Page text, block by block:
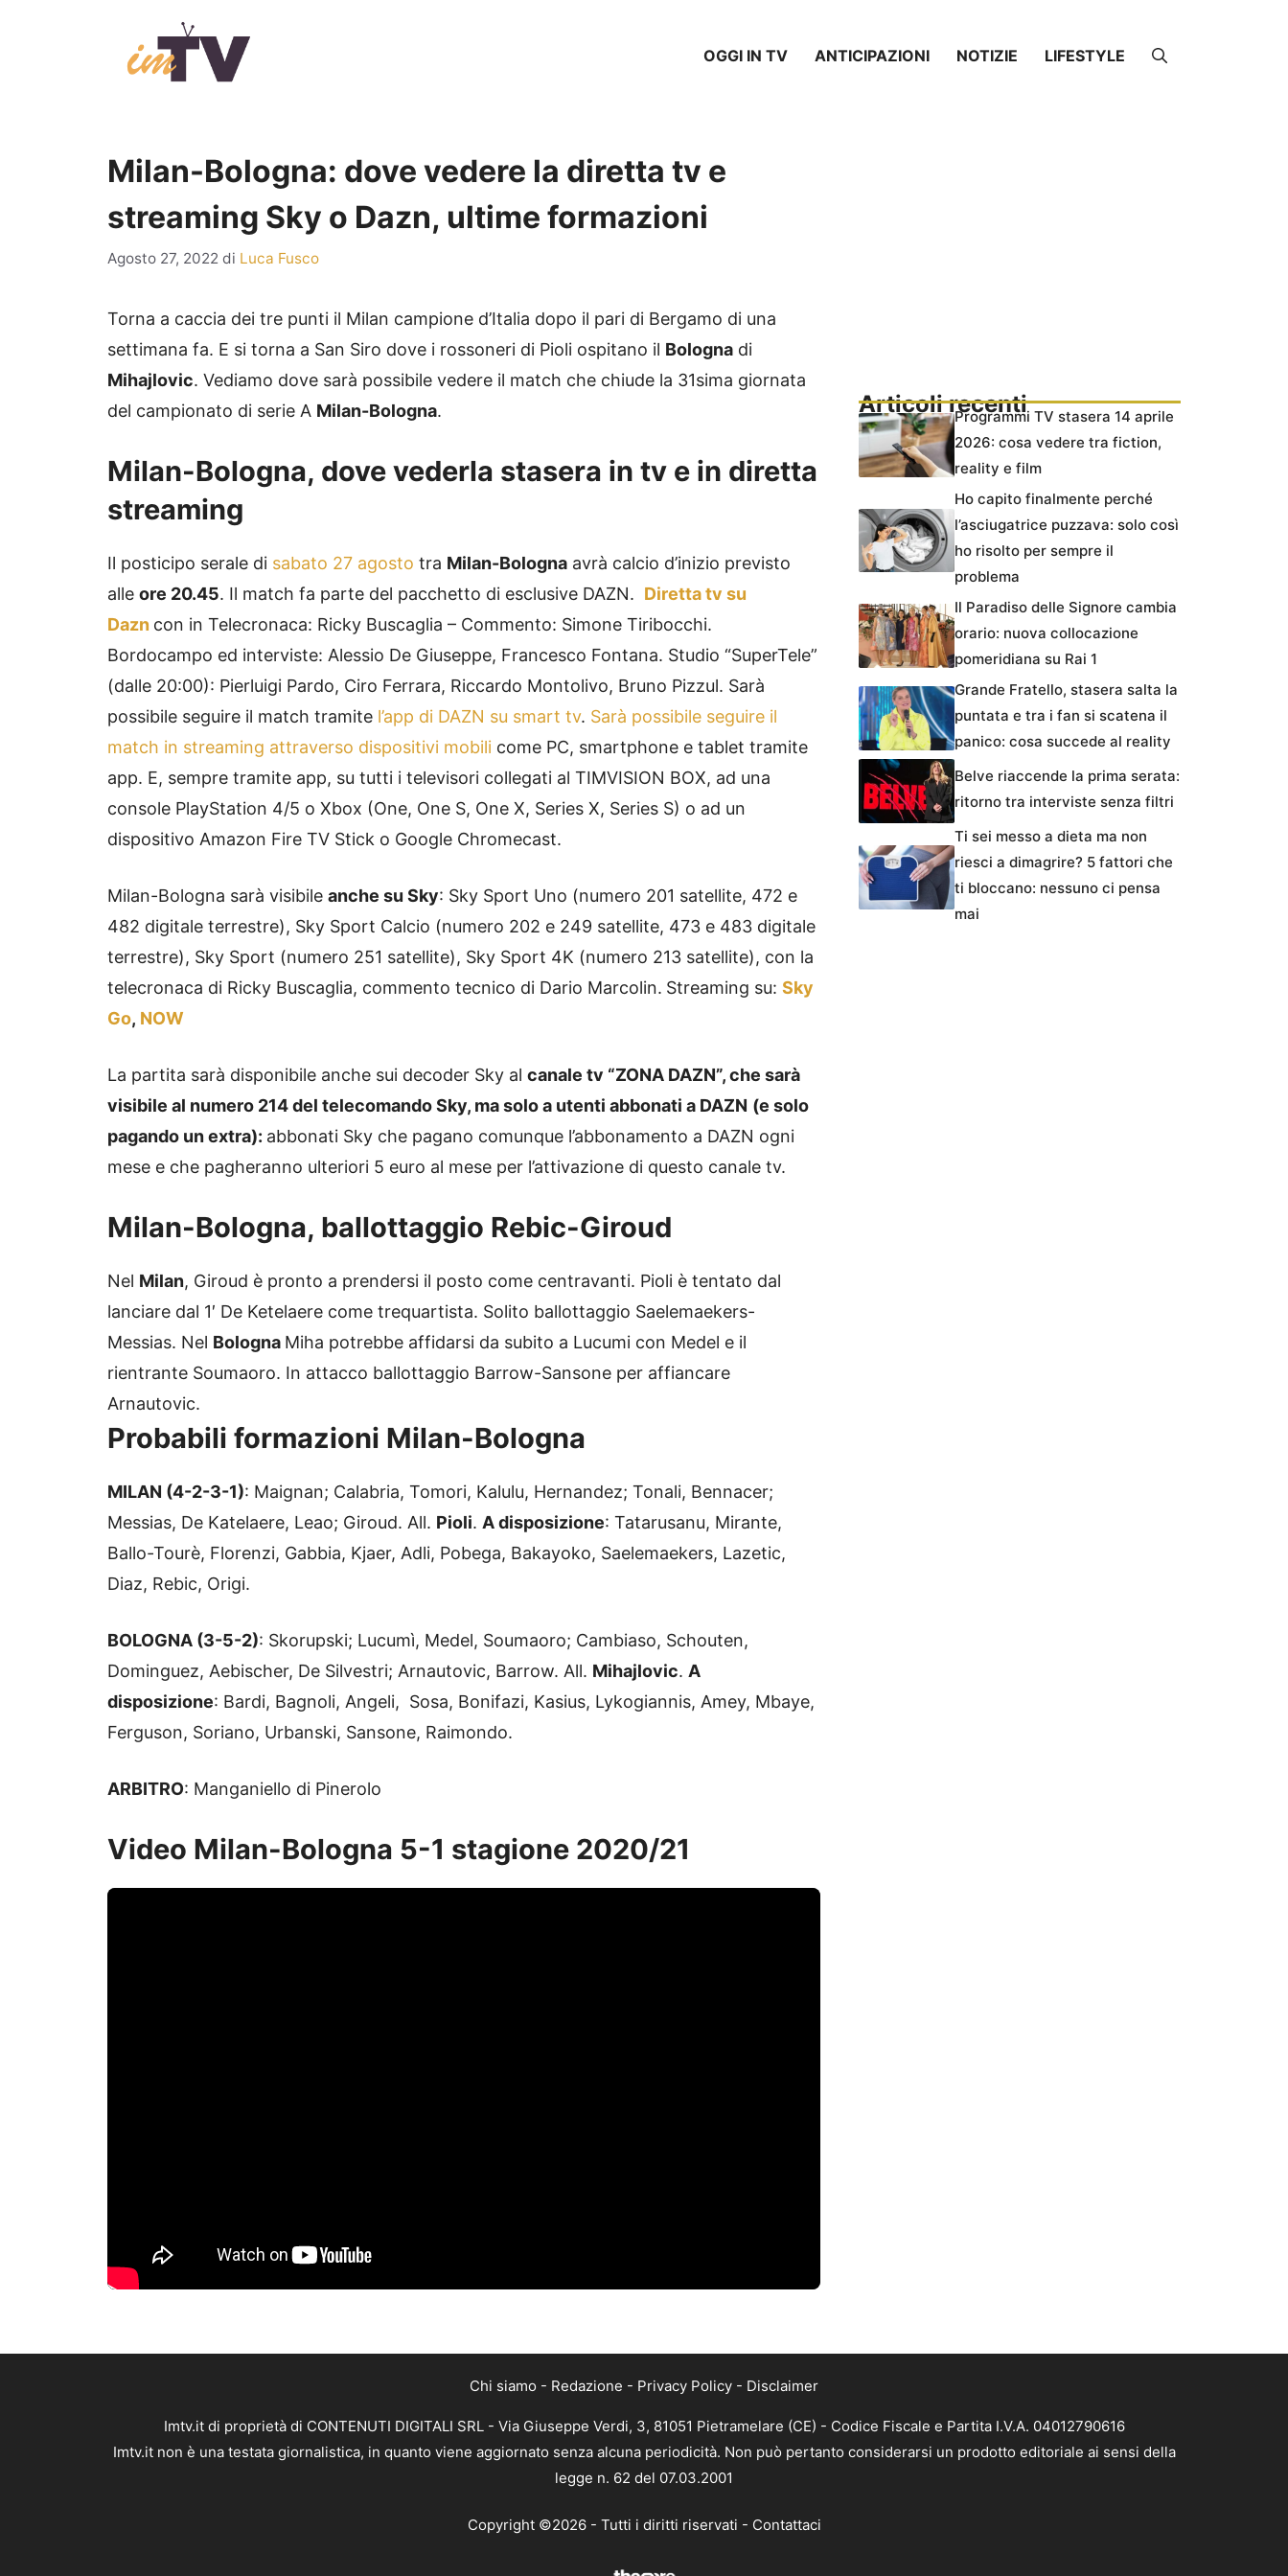
OGGI IN TV ANTICIPAZIONI NOTIZIE LIFESTYLE
Milan-Bologna: dove vedere la diretta tv e
streaming Sky o Dazn, ultime formazioni
Agosto 27, 2022 di Luca Fusco
Torna a caccia dei tre punti il Milan campione d’Italia dopo il pari di Bergamo di una
settimana fa. E si torna a San Siro dove i rossoneri di Pioli ospitano il Bologna di
Mihajlovic. Vediamo dove sarà possibile vedere il match che chiude la 31sima giornata
del campionato di serie A Milan-Bologna.
Milan-Bologna, dove vederla stasera in tv e in diretta
streaming
Il posticipo serale di sabato 27 agosto tra Milan-Bologna avrà calcio d’inizio previsto
alle ore 20.45. Il match fa parte del pacchetto di esclusive DAZN. Diretta tv su
Dazn con in Telecronaca: Ricky Buscaglia – Commento: Simone Tiribocchi.
Bordocampo ed interviste: Alessio De Giuseppe, Francesco Fontana. Studio “SuperTele”
(dalle 20:00): Pierluigi Pardo, Ciro Ferrara, Riccardo Montolivo, Bruno Pizzul. Sarà
possibile seguire il match tramite l’app di DAZN su smart tv. Sarà possibile seguire il
match in streaming attraverso dispositivi mobili come PC, smartphone e tablet tramite
app. E, sempre tramite app, su tutti i televisori collegati al TIMVISION BOX, ad una
console PlayStation 4/5 o Xbox (One, One S, One X, Series X, Series S) o ad un
dispositivo Amazon Fire TV Stick o Google Chromecast.
Milan-Bologna sarà visibile anche su Sky: Sky Sport Uno (numero 201 satellite, 472 e
482 digitale terrestre), Sky Sport Calcio (numero 202 e 249 satellite, 473 e 483 digitale
terrestre), Sky Sport (numero 251 satellite), Sky Sport 4K (numero 213 satellite), con la
telecronaca di Ricky Buscaglia, commento tecnico di Dario Marcolin. Streaming su: Sky
Go, NOW
La partita sarà disponibile anche sui decoder Sky al canale tv “ZONA DAZN”, che sarà
visibile al numero 214 del telecomando Sky, ma solo a utenti abbonati a DAZN (e solo
pagando un extra): abbonati Sky che pagano comunque l’abbonamento a DAZN ogni
mese e che pagheranno ulteriori 5 euro al mese per l’attivazione di questo canale tv.
Milan-Bologna, ballottaggio Rebic-Giroud
Nel Milan, Giroud è pronto a prendersi il posto come centravanti. Pioli è tentato dal
lanciare dal 1′ De Ketelaere come trequartista. Solito ballottaggio Saelemaekers-
Messias. Nel Bologna Miha potrebbe affidarsi da subito a Lucumi con Medel e il
rientrante Soumaoro. In attacco ballottaggio Barrow-Sansone per affiancare
Arnautovic.
Probabili formazioni Milan-Bologna
MILAN (4-2-3-1): Maignan; Calabria, Tomori, Kalulu, Hernandez; Tonali, Bennacer;
Messias, De Katelaere, Leao; Giroud. All. Pioli. A disposizione: Tatarusanu, Mirante,
Ballo-Tourè, Florenzi, Gabbia, Kjaer, Adli, Pobega, Bakayoko, Saelemaekers, Lazetic,
Diaz, Rebic, Origi.
BOLOGNA (3-5-2): Skorupski; Lucumì, Medel, Soumaoro; Cambiaso, Schouten,
Dominguez, Aebischer, De Silvestri; Arnautovic, Barrow. All. Mihajlovic. A
disposizione: Bardi, Bagnoli, Angeli, Sosa, Bonifazi, Kasius, Lykogiannis, Amey, Mbaye,
Ferguson, Soriano, Urbanski, Sansone, Raimondo.
ARBITRO: Manganiello di Pinerolo
Video Milan-Bologna 5-1 stagione 2020/21
Articoli recentiProgrammi TV stasera 14 aprile
2026: cosa vedere tra fiction,
reality e film
Ho capito finalmente perché
l’asciugatrice puzzava: solo così
ho risolto per sempre il
problema
Il Paradiso delle Signore cambia
orario: nuova collocazione
pomeridiana su Rai 1
Grande Fratello, stasera salta la
puntata e tra i fan si scatena il
panico: cosa succede al reality
Belve riaccende la prima serata:
ritorno tra interviste senza filtri
Ti sei messo a dieta ma non
riesci a dimagrire? 5 fattori che
ti bloccano: nessuno ci pensa
mai
Chi siamo - Redazione - Privacy Policy - Disclaimer
Imtv.it di proprietà di CONTENUTI DIGITALI SRL - Via Giuseppe Verdi, 3, 81051 Pietramelare (CE) - Codice Fiscale e Partita I.V.A. 04012790616
Imtv.it non è una testata giornalistica, in quanto viene aggiornato senza alcuna periodicità. Non può pertanto considerarsi un prodotto editoriale ai sensi della
legge n. 62 del 07.03.2001
Copyright ©2026 - Tutti i diritti riservati - Contattaci